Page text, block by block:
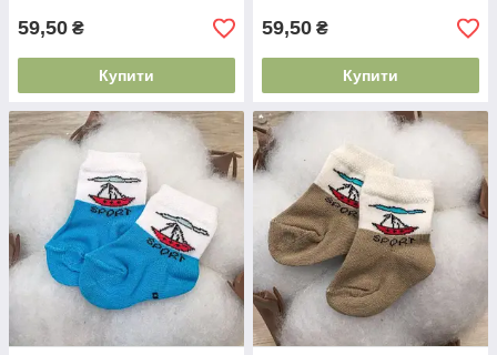
59,50 ₴
Купити
59,50 ₴
Купити